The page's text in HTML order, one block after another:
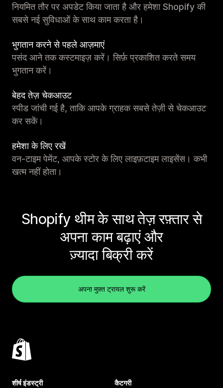
नियमित तौर पर अपडेट किया जाता है और हमेशा Shopify की
सबसे नई सुविधाओं के साथ काम करता है।
भुगतान करने से पहले आज़माएं
पसंद आने तक कस्टमाइज़ करें। सिर्फ़ प्रकाशित करते समय
भुगतान करें।
बेहद तेज़ चेकआउट
स्पीड जांची गई है, ताकि आपके ग्राहक सबसे तेज़ी से चेकआउट
कर सकें।
हमेशा के लिए रखें
वन-टाइम पेमेंट, आपके स्टोर के लिए लाइफ़टाइम लाइसेंस। कभी
खत्म नहीं होता।
Shopify थीम के साथ तेज़ रफ़्तार से
अपना काम बढ़ाएं और
ज़्यादा बिक्री करें
अपना मुफ़्त ट्रायल शुरू करें
शीर्ष इंडस्ट्री कैटगरी